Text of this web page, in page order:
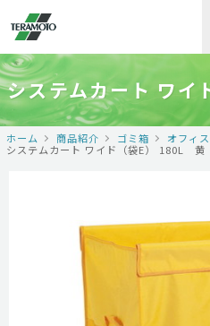
システムカート ワ
ホーム 商品紹介 ゴミ箱
オフィ
システムカート ワイド（袋E） 180L 黄